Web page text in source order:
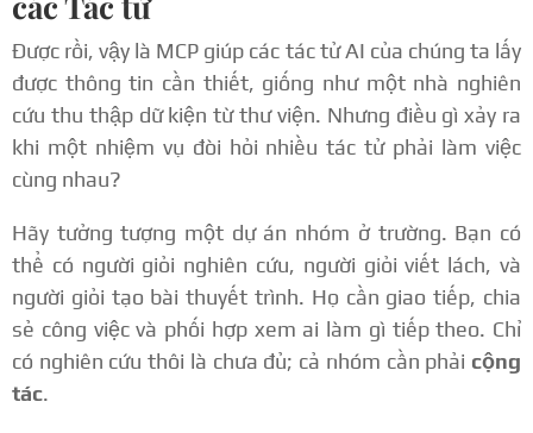
Được rồi, vậy là MCP giúp các tác tử AI của chúng ta lấy
được thông tin cần thiết, giống như một nhà nghiên
cứu thu thập dữ kiện từ thư viện. Nhưng điều gì xảy ra
khi một nhiệm vụ đòi hỏi nhiều tác tử phải làm việc
cùng nhau?
Hãy tưởng tượng một dự án nhóm ở trường. Bạn có
thể có người giỏi nghiên cứu, người giỏi viết lách, và
người giỏi tạo bài thuyết trình. Họ cần giao tiếp, chia
sẻ công việc và phối hợp xem ai làm gì tiếp theo. Chỉ
có nghiên cứu thôi là chưa đủ; cả nhóm cần phải cộng
tác.